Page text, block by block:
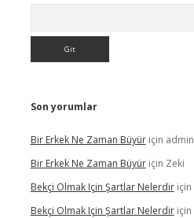
Son yorumlar
Bir Erkek Ne Zaman Büyüriçin admin
Bir Erkek Ne Zaman Büyüriçin Zeki
Bekçi Olmak Için Şartlar Nelerdiriçin
Bekçi Olmak Için Şartlar Nelerdiriçin